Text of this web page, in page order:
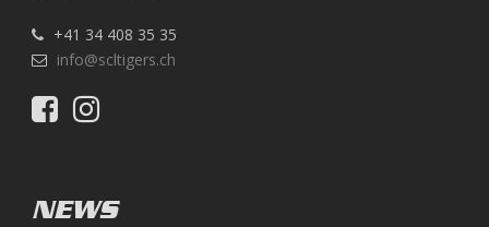
+41 34 408 35 35
info@scltigers.ch
NEWS